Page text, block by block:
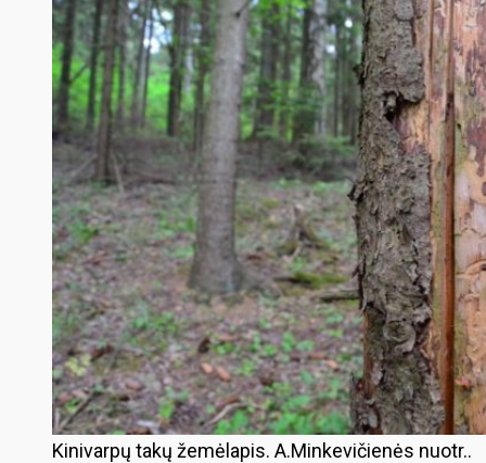
Kinivarpų takų žemėlapis. A.Minkevičienės nuotr..